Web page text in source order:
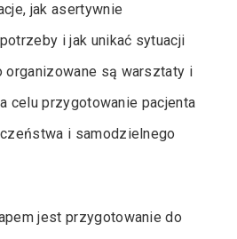
jak asertywnie
i jak unikać sytuacji
organizowane są warsztaty i
celu przygotowanie pacjenta
i samodzielnego
jest przygotowanie do